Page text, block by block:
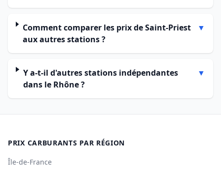
Comment comparer les prix de Saint-Priest
aux autres stations ?
▼
Y a-t-il d'autres stations indépendantes
dans le Rhône ?
▼
PRIX CARBURANTS PAR RÉGION
Île-de-France